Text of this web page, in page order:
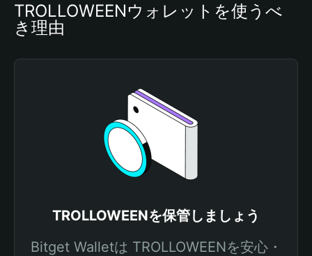
TROLLOWEENウォレットを使うべ
き理由
TROLLOWEENを保管しましょう
Bitget Walletは TROLLOWEENを安心・